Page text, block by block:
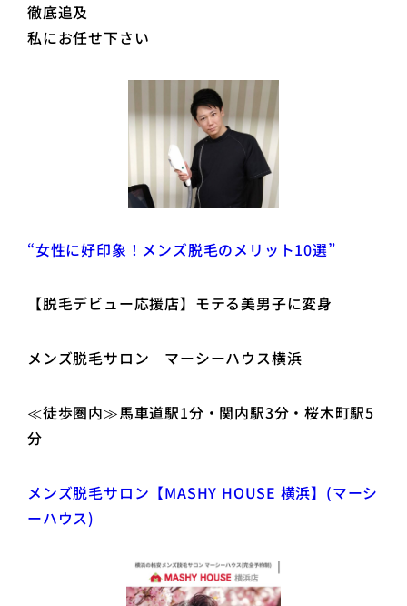
徹底追及
私にお任せ下さい
“女性に好印象！メンズ脱毛のメリット10選”
【脱毛デビュー応援店】モテる美男子に変身
メンズ脱毛サロン マーシーハウス横浜
≪徒歩圏内≫馬車道駅1分・関内駅3分・桜木町駅5
分
メンズ脱毛サロン【MASHY HOUSE 横浜】(マーシ
ーハウス)